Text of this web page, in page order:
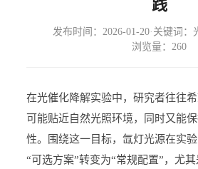
践
发布时间：2026-01-20· 关键词：
浏览量：260
在光催化降解实验中，研究者往往
可能贴近自然光照环境，同时又能
性。围绕这一目标，氙灯光源在实
“可选方案”转变为“常规配置”，尤